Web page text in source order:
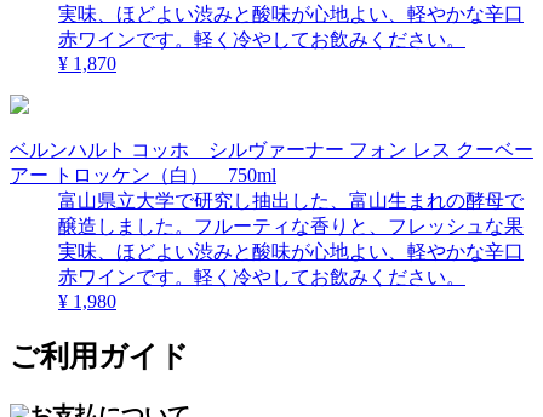
実味、ほどよい渋みと酸味が心地よい、軽やかな辛口
赤ワインです。軽く冷やしてお飲みください。
¥ 1,870
ベルンハルト コッホ シルヴァーナー フォン レス クーベー
アー トロッケン（白） 750ml
富山県立大学で研究し抽出した、富山生まれの酵母で
醸造しました。フルーティな香りと、フレッシュな果
実味、ほどよい渋みと酸味が心地よい、軽やかな辛口
赤ワインです。軽く冷やしてお飲みください。
¥ 1,980
ご利用ガイド